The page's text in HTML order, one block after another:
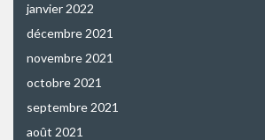
janvier 2022
décembre 2021
novembre 2021
octobre 2021
septembre 2021
août 2021